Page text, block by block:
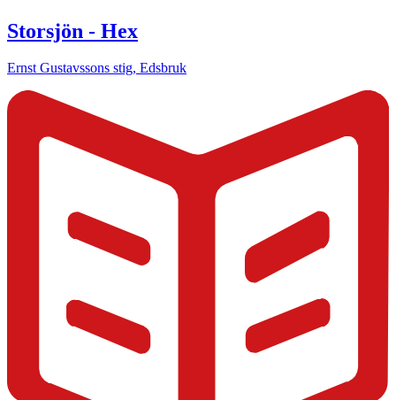
Storsjön - Hex
Ernst Gustavssons stig, Edsbruk